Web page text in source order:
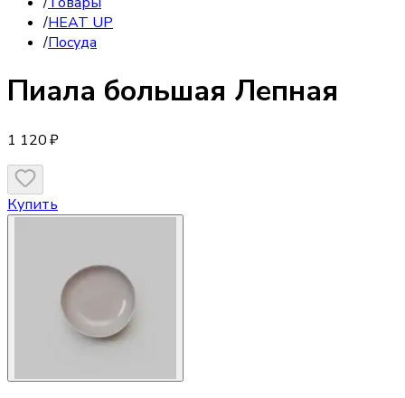
/HEAT UP
/Посуда
Пиала большая Лепная
1 120 ₽
Купить